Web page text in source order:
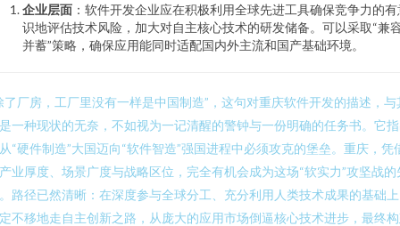
企业层面 ：软件开发企业应在积极利用全球先进工具确保竞争力的有
识地评估技术风险，加大对自主核心技术的研发储备。可以采取“兼
并蓄”策略，确保应用能同时适配国内外主流和国产基础环境。
了厂房，工厂里没有一样是中国制造”，这句对重庆软件开发的描述，与
一种现状的无奈，不如视为一记清醒的警钟与一份明确的任务书。它
“硬件制造”大国迈向“软件智造”强国进程中必须攻克的堡垒。重庆，凭
业厚度、场景广度与战略区位，完全有机会成为这场“软实力”攻坚战的
路径已然清晰：在深度参与全球分工、充分利用人类技术成果的基础
不移地走自主创新之路，从庞大的应用市场倒逼核心技术进步，最终